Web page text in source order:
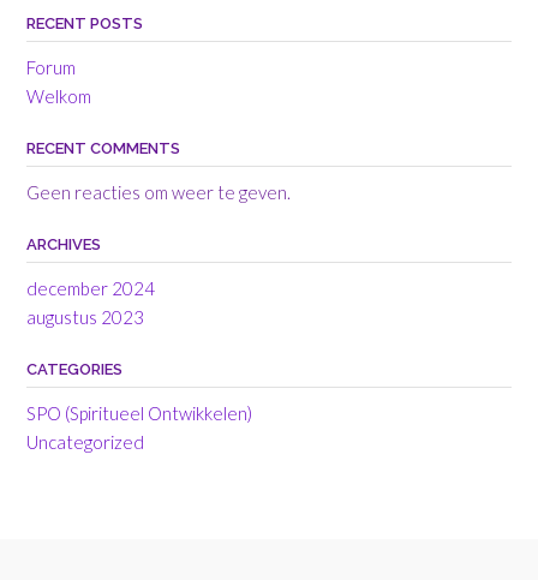
RECENT POSTS
Forum
Welkom
RECENT COMMENTS
Geen reacties om weer te geven.
ARCHIVES
december 2024
augustus 2023
CATEGORIES
SPO (Spiritueel Ontwikkelen)
Uncategorized